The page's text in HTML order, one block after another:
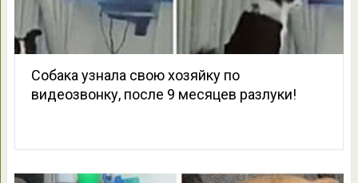
Собака узнала свою хозяйку по
видеозвонку, после 9 месяцев разлуки!